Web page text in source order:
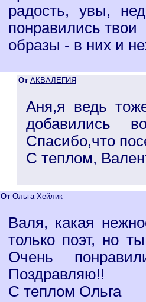
радость, увы,
понравились твои
образы - в них и
От АКВАЛЕГИЯ
Аня,я ведь
добавились
Спасибо,что
С теплом,
От Ольга Хейлик
Валя, какая
только поэт, но
Очень
Поздравляю!!
С теплом Ольга